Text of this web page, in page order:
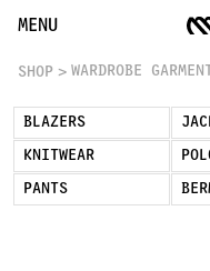
MENU
SHOP WARDROBE
BLAZERS
KNITWEAR
PANTS
Wardrobe Garments: